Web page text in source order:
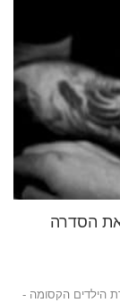
את הסדרה
את סדרת הילדים הקסומה -